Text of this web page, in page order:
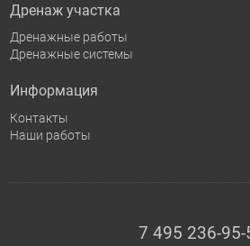
Дренаж участка
Дренажные работы
Дренажные системы
Информация
Контакты
Наши работы
7 495 236-95-